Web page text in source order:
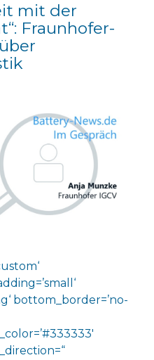
mit der
Fraunhofer-
bottom_border=’no-